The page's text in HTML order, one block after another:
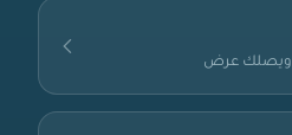
ويصلك عرض